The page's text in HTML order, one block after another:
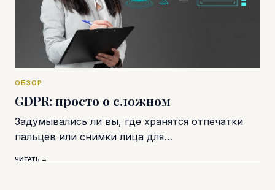
ОБЗОР
GDPR: просто о сложном
Задумывались ли вы, где хранятся отпечатки
пальцев или снимки лица для…
ЧИТАТЬ →